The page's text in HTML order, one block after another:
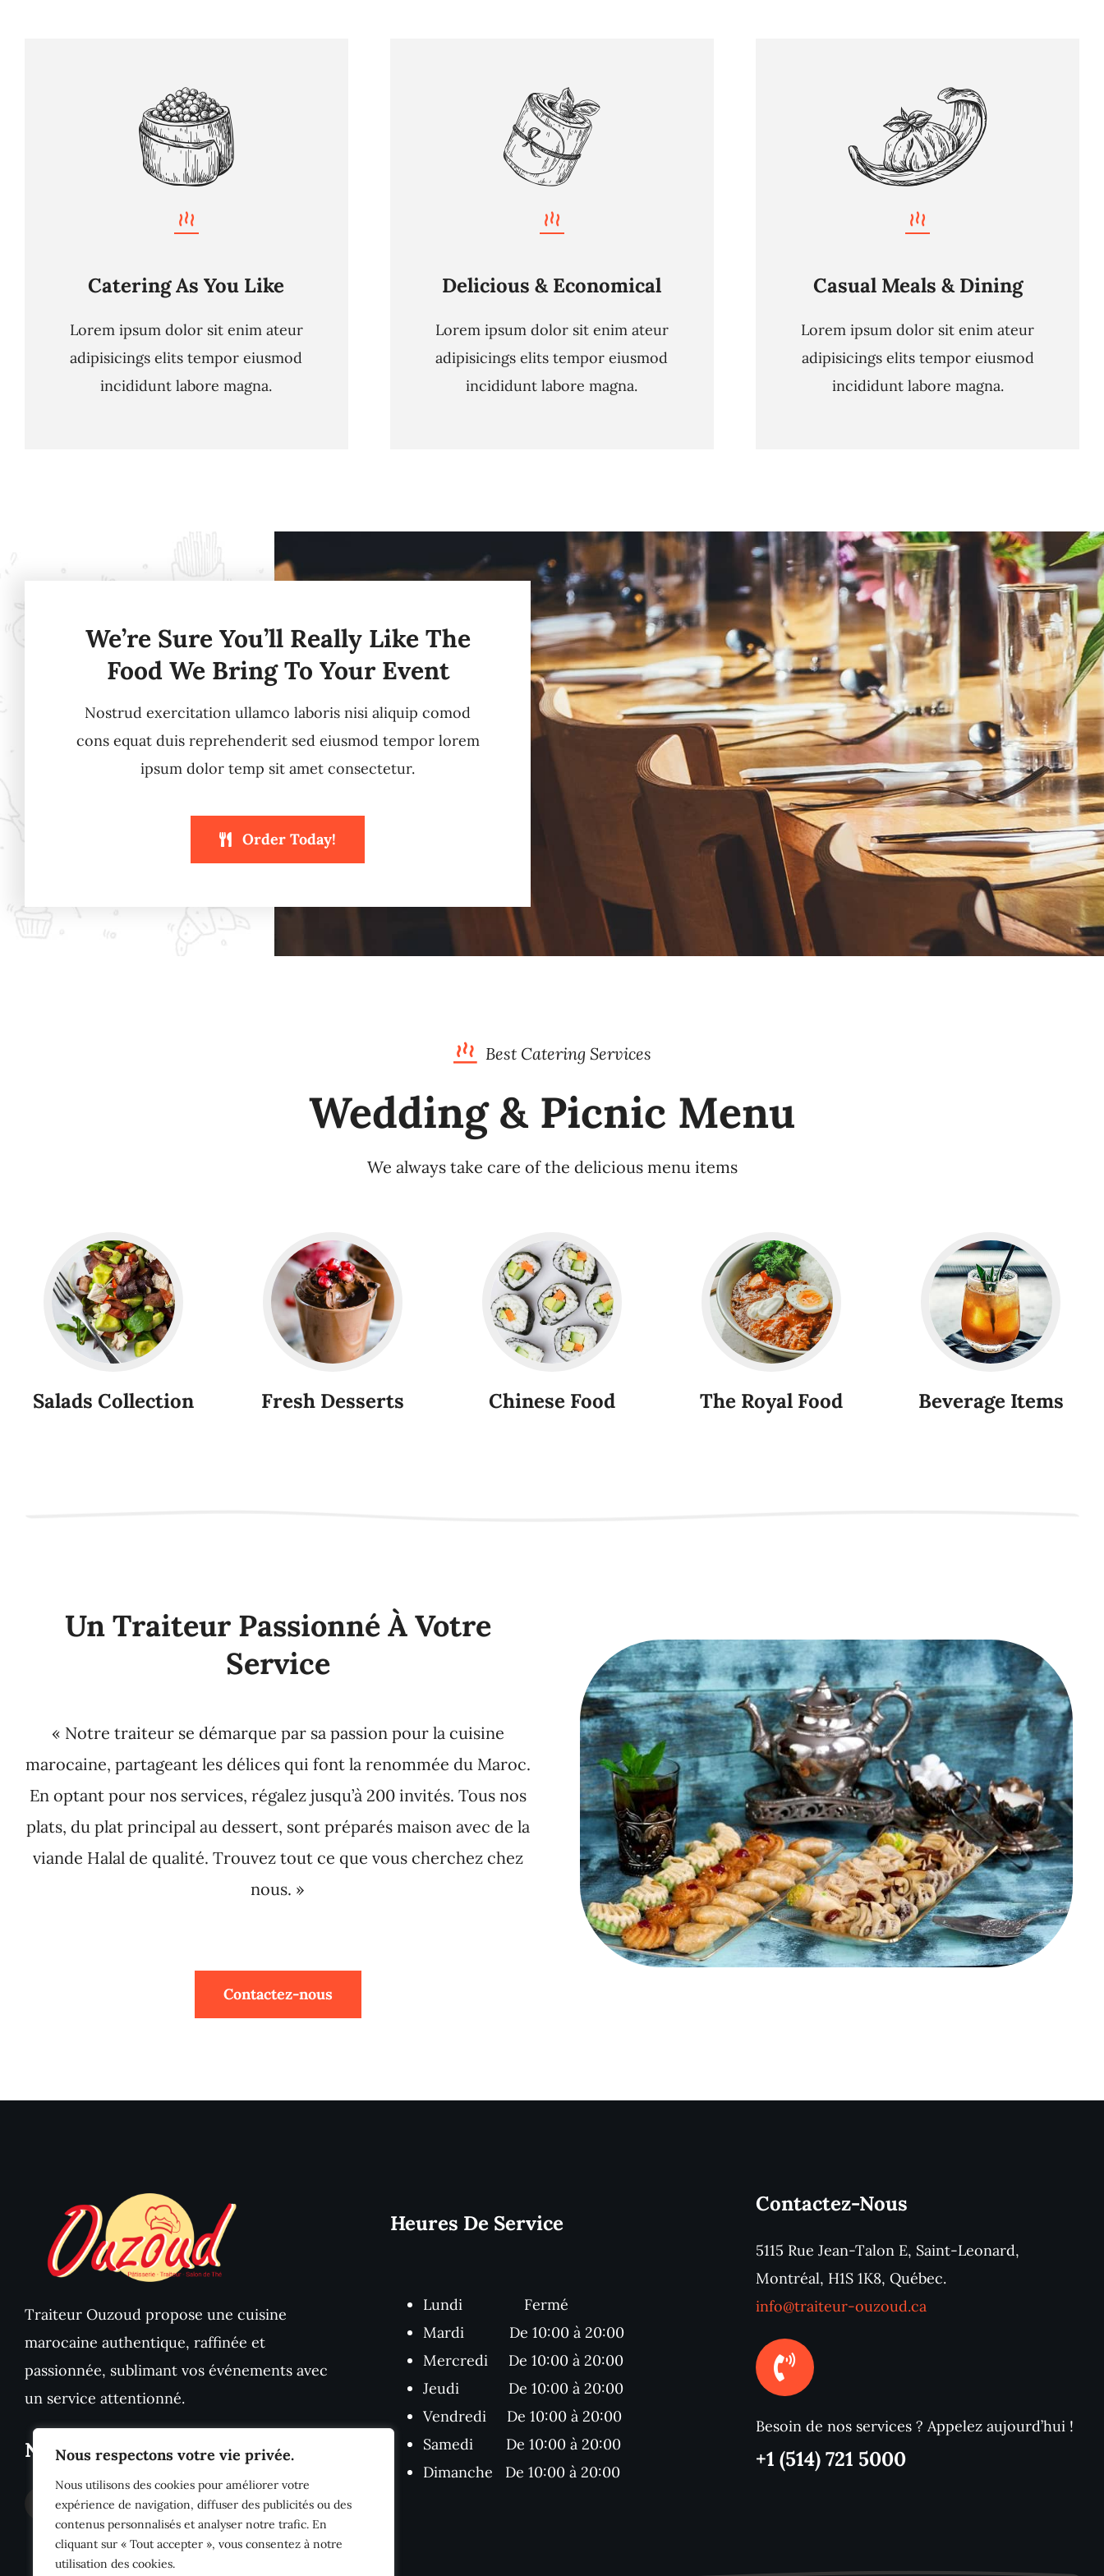
Nous respectons votre vie privée.
Nous utilisons des cookies pour améliorer votre
expérience de navigation, diffuser des publicités ou des
contenus personnalisés et analyser notre trafic. En
cliquant sur « Tout accepter », vous consentez à notre
utilisation des cookies.
Catering As You Like
Lorem ipsum dolor sit enim ateur
adipisicings elits tempor eiusmod
incididunt labore magna.
Delicious & Economical
Lorem ipsum dolor sit enim ateur
adipisicings elits tempor eiusmod
incididunt labore magna.
Casual Meals & Dining
Lorem ipsum dolor sit enim ateur
adipisicings elits tempor eiusmod
incididunt labore magna.
We’re Sure You’ll Really Like The
Food We Bring To Your Event
Nostrud exercitation ullamco laboris nisi aliquip comod
cons equat duis reprehenderit sed eiusmod tempor lorem
ipsum dolor temp sit amet consectetur.
Order Today!
Best Catering Services
Wedding & Picnic Menu
We always take care of the delicious menu items
Salads Collection Fresh Desserts Chinese Food The Royal Food Beverage Items
Un Traiteur Passionné À Votre
Service
« Notre traiteur se démarque par sa passion pour la cuisine
marocaine, partageant les délices qui font la renommée du Maroc.
En optant pour nos services, régalez jusqu’à 200 invités. Tous nos
plats, du plat principal au dessert, sont préparés maison avec de la
viande Halal de qualité. Trouvez tout ce que vous cherchez chez
nous. »
Contactez-nous
Traiteur Ouzoud propose une cuisine
marocaine authentique, raffinée et
passionnée, sublimant vos événements avec
un service attentionné.
Nous Sommes Sociaux
Heures De Service
Lundi Fermé
Mardi De 10:00 à 20:00
Mercredi De 10:00 à 20:00
Jeudi De 10:00 à 20:00
Vendredi De 10:00 à 20:00
Samedi De 10:00 à 20:00
Dimanche De 10:00 à 20:00
Contactez-Nous
5115 Rue Jean-Talon E, Saint-Leonard,
Montréal, H1S 1K8, Québec.
info@traiteur-ouzoud.ca
Besoin de nos services ? Appelez aujourd’hui !
+1 (514) 721 5000